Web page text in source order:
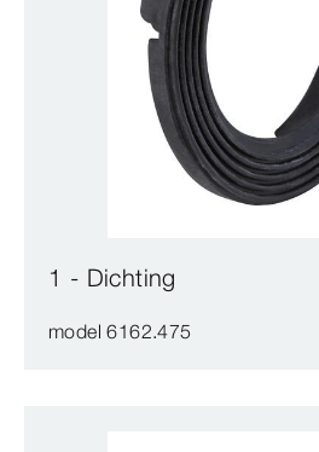
1 - Dichting
model 6162.475